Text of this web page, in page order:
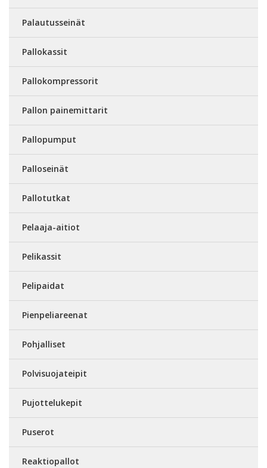
Palautusseinät
Pallokassit
Pallokompressorit
Pallon painemittarit
Pallopumput
Palloseinät
Pallotutkat
Pelaaja-aitiot
Pelikassit
Pelipaidat
Pienpeliareenat
Pohjalliset
Polvisuojateipit
Pujottelukepit
Puserot
Reaktiopallot